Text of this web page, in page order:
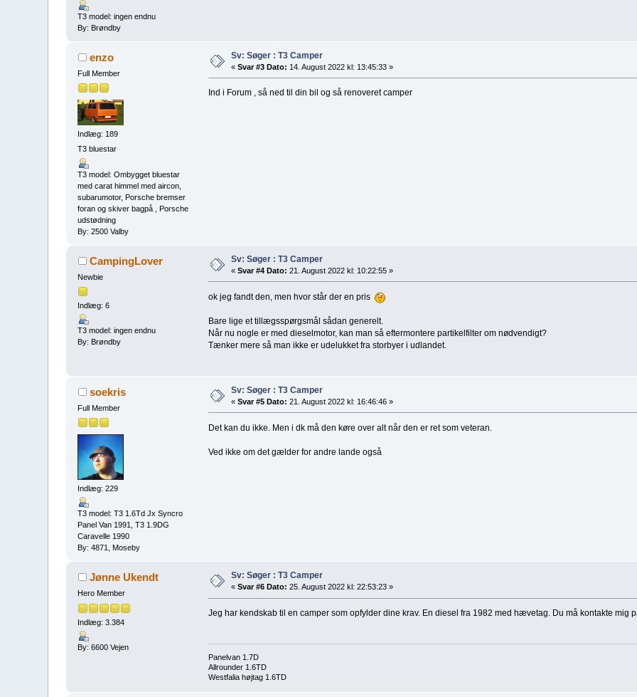
T3 model: ingen endnu
By: Brøndby
enzo
Full Member
Indlæg: 189
T3 bluestar
T3 model: Ombygget bluestar
med carat himmel med aircon,
subarumotor, Porsche bremser
foran og skiver bagpå , Porsche
udstødning
By: 2500 Valby
Sv: Søger : T3 Camper
«Svar #3 Dato: 14. August 2022 kl: 13:45:33 »
Ind i Forum , så ned til din bil og så renoveret camper
CampingLover
Newbie
Indlæg: 6
T3 model: ingen endnu
By: Brøndby
Sv: Søger : T3 Camper
«Svar #4 Dato: 21. August 2022 kl: 10:22:55 »
ok jeg fandt den, men hvor står der en pris
Bare lige et tillægsspørgsmål sådan generelt.
Når nu nogle er med dieselmotor, kan man så eftermontere partikelfilter om nødvendigt?
Tænker mere så man ikke er udelukket fra storbyer i udlandet.
soekris
Full Member
Indlæg: 229
T3 model: T3 1.6Td Jx Syncro
Panel Van 1991, T3 1.9DG
Caravelle 1990
By: 4871, Moseby
Sv: Søger : T3 Camper
«Svar #5 Dato: 21. August 2022 kl: 16:46:46 »
Det kan du ikke. Men i dk må den køre over alt når den er ret som veteran.
Ved ikke om det gælder for andre lande også
Jønne Ukendt
Hero Member
Indlæg: 3.384
By: 6600 Vejen
Sv: Søger : T3 Camper
«Svar #6 Dato: 25. August 2022 kl: 22:53:23 »
Jeg har kendskab til en camper som opfylder dine krav. En diesel fra 1982 med hævetag. Du må kontakte
Panelvan 1.7D
Allrounder 1.6TD
Westfalia højtag 1.6TD